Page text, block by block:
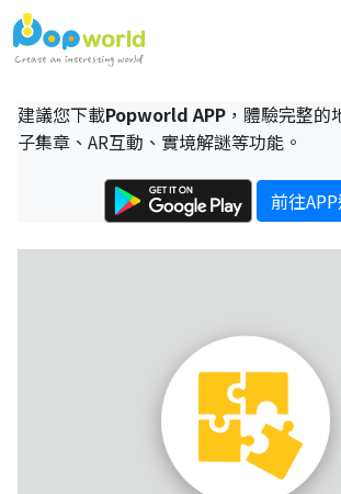
建議您下載Popworld APP ，體驗完整的
子集章、AR互動、實境解謎等功能。
前往